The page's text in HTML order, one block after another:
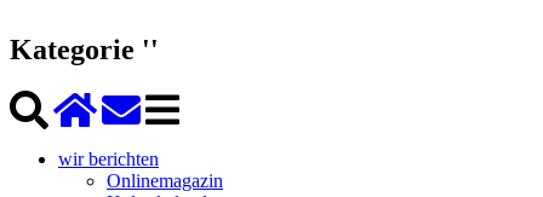
Kategorie ''
wir berichten
Onlinemagazin